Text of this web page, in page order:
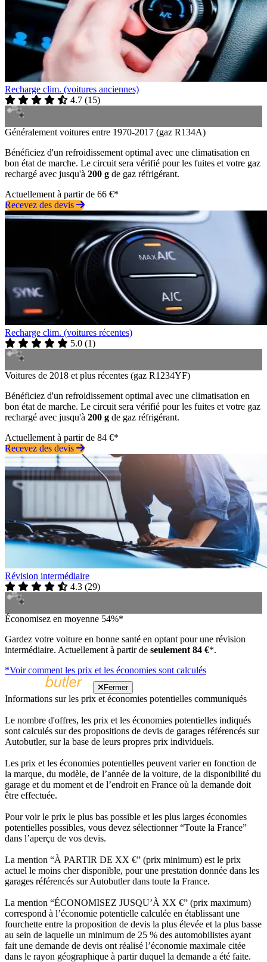
Recharge clim. (voitures anciennes)
4.7 (15)
Généralement voitures entre 1970-2017 (gaz R134A)
Bénéficiez d'un refroidissement optimal avec une climatisation en
bon état de marche. Le circuit sera vérifié pour les fuites et votre gaz
rechargé avec jusqu'à 200 g de gaz réfrigérant.
Actuellement à partir de 66 €*
Recevez des devis
Recharge clim. (voitures récentes)
5.0 (1)
Voitures de 2018 et plus récentes (gaz R1234YF)
Bénéficiez d'un refroidissement optimal avec une climatisation en
bon état de marche. Le circuit sera vérifié pour les fuites et votre gaz
rechargé avec jusqu'à 200 g de gaz réfrigérant.
Actuellement à partir de 84 €*
Recevez des devis
Révision intermédiaire
4.3 (29)
Économisez en moyenne 54%*
Gardez votre voiture en bonne santé en optant pour une révision
intermédiaire. Actuellement à partir de seulement 84 €*.
*Voir comment les prix et les économies sont calculés
Fermer
Informations sur les prix et économies potentielles communiqués
Le nombre d'offres, les prix et les économies potentielles indiqués
sont calculés sur des propositions de devis de garages référencés sur
Autobutler, sur la base de leurs propres prix individuels.
Les prix et les économies potentielles peuvent varier en fonction de
la marque, du modèle, de l’année de la voiture, de la disponibilité du
garage et du moment et de l’endroit en France où la demande doit
être effectuée.
Pour voir le prix le plus bas possible et les plus larges économies
potentielles possibles, vous devez sélectionner “Toute la France”
dans l’aperçu de vos devis.
La mention “À PARTIR DE XX €” (prix minimum) est le prix
actuel le moins cher disponible, pour une prestation donnée dans les
garages référencés sur Autobutler dans toute la France.
La mention “ÉCONOMISEZ JUSQU’À XX €” (prix maximum)
correspond à l’économie potentielle calculée en établissant une
fourchette entre la proposition de devis la plus élevée et la plus basse
au sein de laquelle un minimum de 25 % des automobilistes ayant
fait une demande de devis ont réalisé l’économie maximale citée
dans le rayon géographique à partir duquel la demande a été faite.